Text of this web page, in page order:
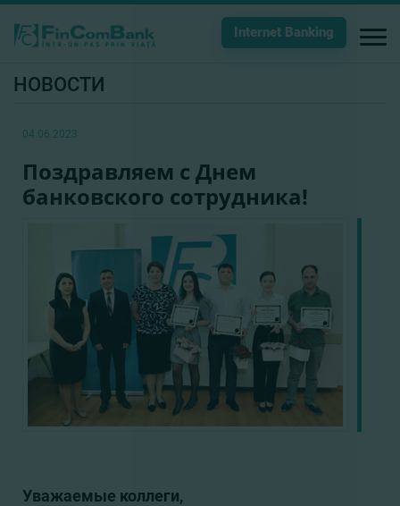
Internet Banking
НОВОСТИ
04.06.2023
Поздравляем с Днем
банковского сотрудника!
Уважаемые коллеги,